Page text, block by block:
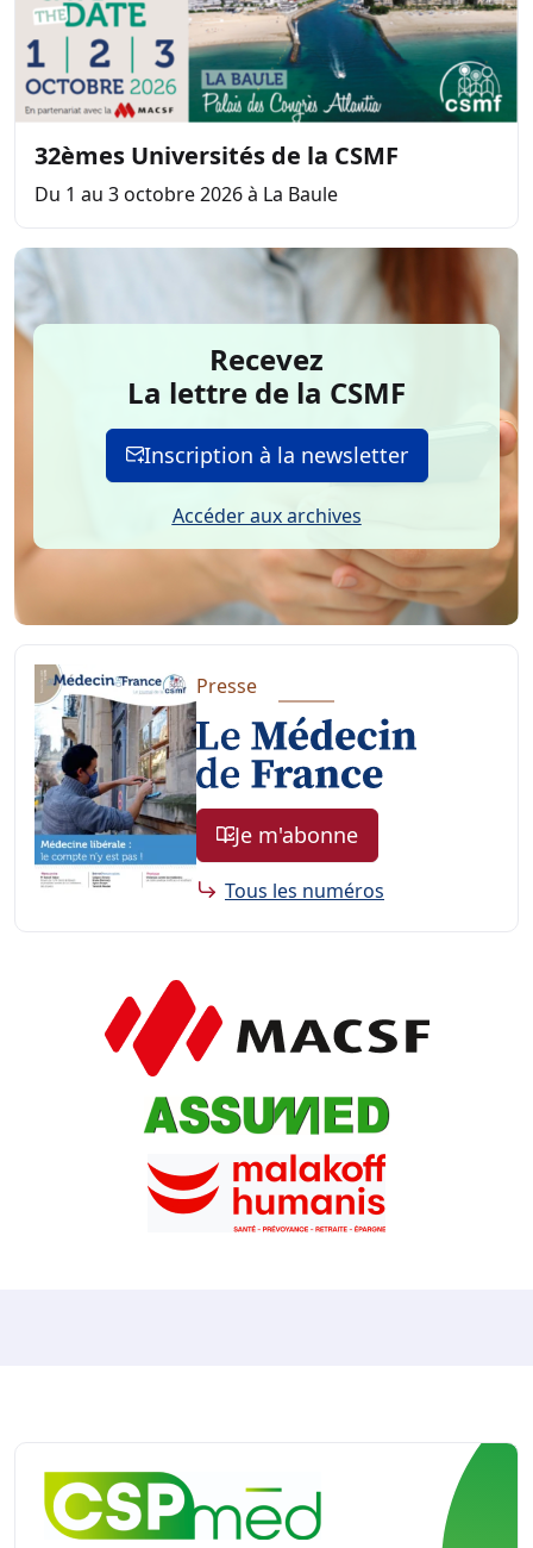
32èmes Universités de la CSMF
Du 1 au 3 octobre 2026 à La Baule
Recevez
La lettre de la CSMF
Inscription à la newsletter
Accéder aux archives
Presse
Je m'abonne
Tous les numéros